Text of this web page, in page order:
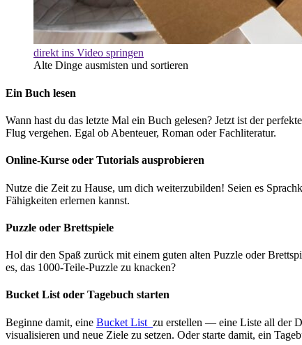
direkt ins Video springen
Alte Dinge ausmisten und sortieren
Ein Buch lesen
Wann hast du das letzte Mal ein Buch gelesen? Jetzt ist der
Flug vergehen. Egal ob Abenteuer, Roman oder Fachliteratur.
Online-Kurse oder Tutorials ausprobieren
Nutze die Zeit zu Hause, um dich weiterzubilden! Seien es
Fähigkeiten erlernen kannst.
Puzzle oder Brettspiele
Hol dir den Spaß zurück mit einem guten alten Puzzle oder
es, das 1000-Teile-Puzzle zu knacken?
Bucket List oder Tagebuch starten
Beginne damit, eine Bucket List zu erstellen — eine Liste all der
visualisieren und neue Ziele zu setzen. Oder starte damit, ein